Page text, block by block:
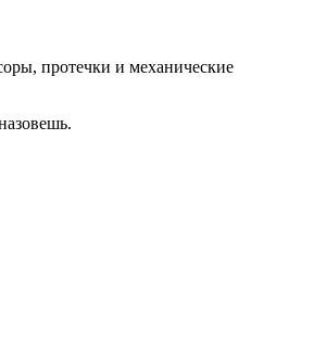
протечки и механические